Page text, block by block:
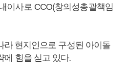
이사로 CCO(창의성총괄책임
라 현지인으로 구성된 아이돌
에 힘을 싣고 있다.